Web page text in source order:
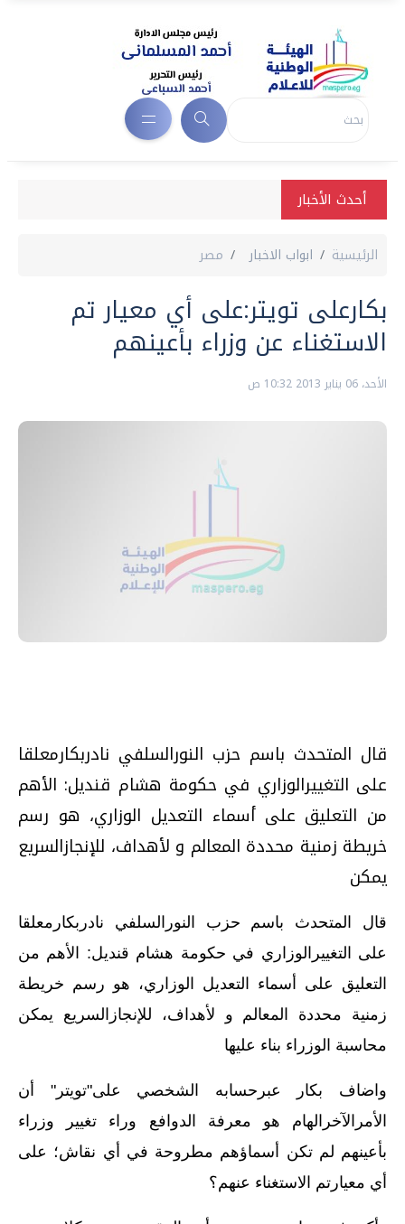
أحدث الأخبار
الرئيسية ابواب الاخبار مصر
بكارعلى تويتر:على أي معيار تم
الاستغناء عن وزراء بأعينهم
الأحد، 06 يناير 2013 10:32 ص
قال المتحدث باسم حزب النورالسلفي نادربكارمعلقا
على التغييرالوزاري في حكومة هشام قنديل: الأهم
من التعليق على أسماء التعديل الوزاري، هو رسم
خريطة زمنية محددة المعالم و لأهداف، للإنجازالسريع
يمكن
قال المتحدث باسم حزب النورالسلفي نادربكارمعلقا
على التغييرالوزاري في حكومة هشام قنديل: الأهم من
التعليق على أسماء التعديل الوزاري، هو رسم خريطة
زمنية محددة المعالم و لأهداف، للإنجازالسريع يمكن
محاسبة الوزراء بناء عليها
واضاف بكار عبرحسابه الشخصي على"تويتر" أن
الأمرالآخرالهام هو معرفة الدوافع وراء تغيير وزراء
بأعينهم لم تكن أسماؤهم مطروحة في أي نقاش؛ على
أي معيارتم الاستغناء عنهم؟